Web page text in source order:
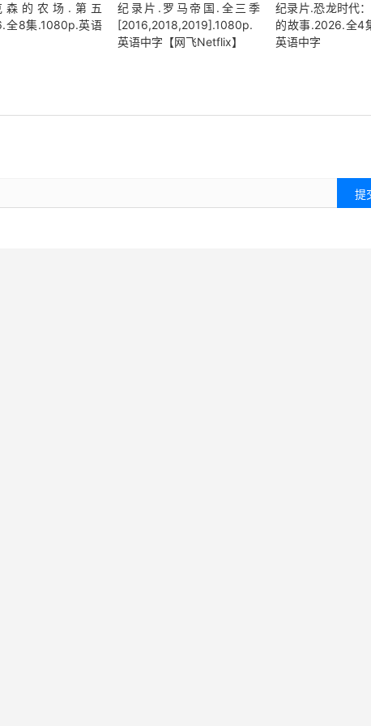
森的农场.第五
全8集.1080p.英语
纪录片.罗马帝国.全三季
[2016,2018,2019].1080p.
英语中字【网飞Netflix】
纪录片.恐龙时代
的故事.2026.全4
英语中字
提